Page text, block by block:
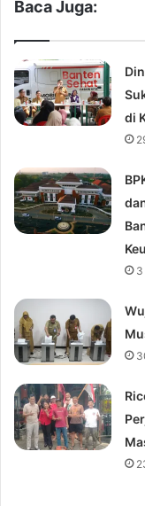
Baca Juga:
di